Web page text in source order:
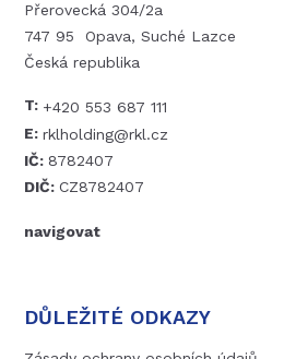
Přerovecká 304/2a
747 95 Opava, Suché Lazce
Česká republika
T: +420 553 687 111
E:rklholding@rkl.cz
IČ: 8782407
DIČ:CZ8782407
navigovat
DŮLEŽITÉ ODKAZY